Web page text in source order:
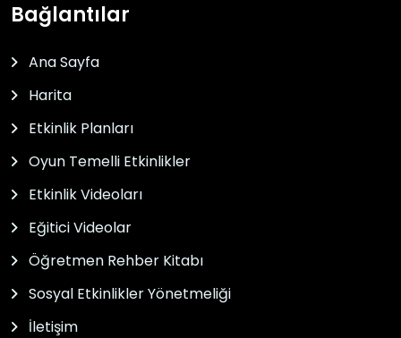
Bağlantılar
Ana Sayfa
Harita
Etkinlik Planları
Oyun Temelli Etkinlikler
Etkinlik Videoları
Eğitici Videolar
Öğretmen Rehber Kitabı
Sosyal Etkinlikler Yönetmeliği
İletişim